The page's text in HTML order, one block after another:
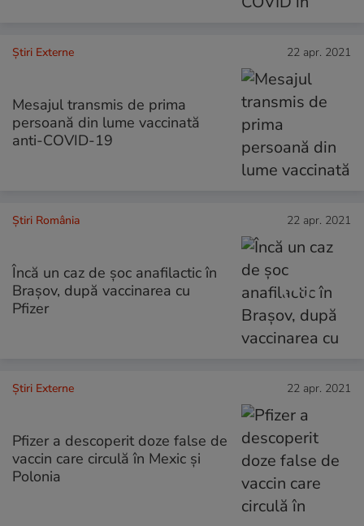
Știri Externe 22 apr. 2021
Mesajul transmis de prima
persoană din lume vaccinată
anti-COVID-19
Știri România 22 apr. 2021
Încă un caz de șoc anafilactic în
Brașov, după vaccinarea cu
Pfizer
Știri Externe 22 apr. 2021
Pfizer a descoperit doze false de
vaccin care circulă în Mexic și
Polonia